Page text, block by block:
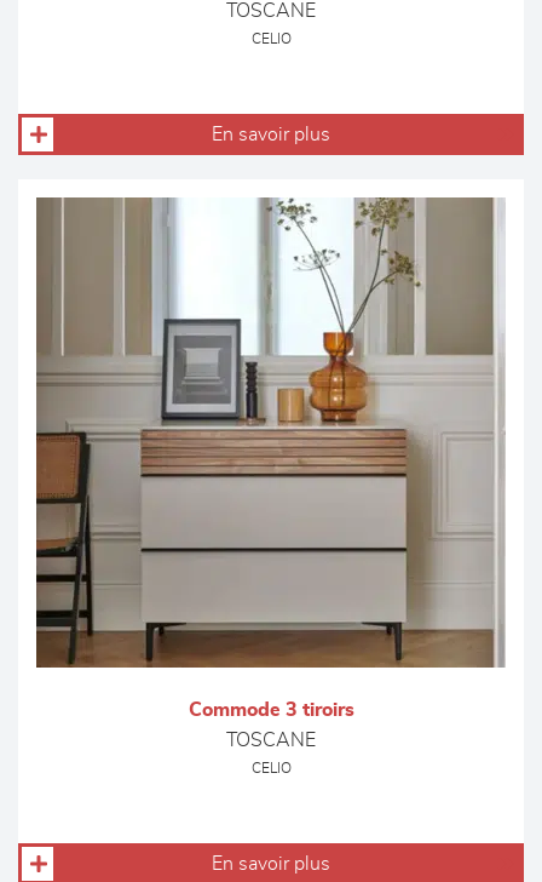
TOSCANE
CELIO
En savoir plus
Commode 3 tiroirs
TOSCANE
CELIO
En savoir plus